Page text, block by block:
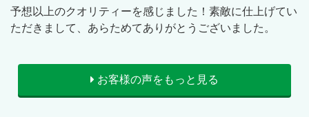
予想以上のクオリティーを感じました！素敵に仕上げてい
ただきまして、あらためてありがとうございました。
お客様の声をもっと見る